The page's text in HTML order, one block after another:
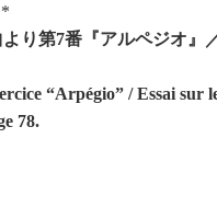
り第7番『アルペジオ』
“Arpégio” / Essai sur
78.